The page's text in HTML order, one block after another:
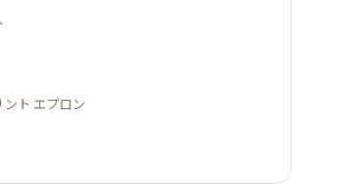
ト エプロン